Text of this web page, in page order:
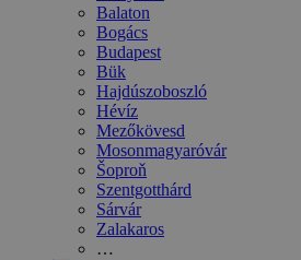
Balaton
Bogács
Budapest
Bük
Hajdúszoboszló
Hévíz
Mezőkövesd
Mosonmagyaróvár
Šoproň
Szentgotthárd
Sárvár
Zalakaros
…